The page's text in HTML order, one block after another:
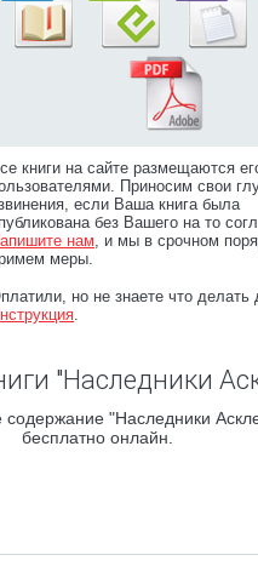
книги на сайте размещаются
Приносим свои
если Ваша книга была
без Вашего на то
нам, и мы в срочном
меры.
но не знаете что делать
.
"Наследники
"Наследники
бесплатно онлайн.